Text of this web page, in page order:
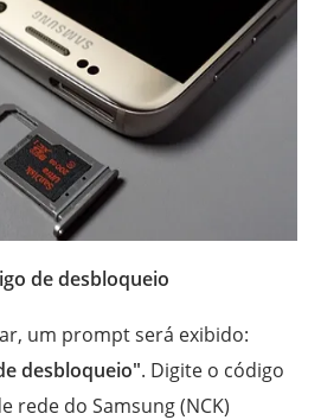
de desbloqueio
um prompt será exibido:
desbloqueio". Digite o código
rede do Samsung (NCK)